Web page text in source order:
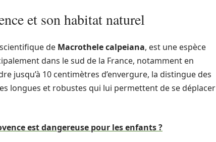
et son habitat naturel
de Macrothele calpeiana, est une espèce
dans le sud de la France, notamment en
jusqu’à 10 centimètres d’envergure, la distingue des
longues et robustes qui lui permettent de se déplacer
est dangereuse pour les enfants ?